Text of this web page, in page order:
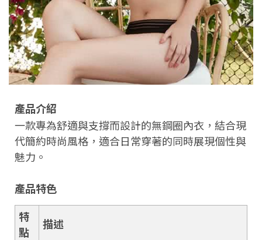
產品介紹
一款專為舒適與支撐而設計的無鋼圈內衣，結合現
代簡約時尚風格，適合日常穿著的同時展現個性與
魅力。
產品特色
特
點
描述